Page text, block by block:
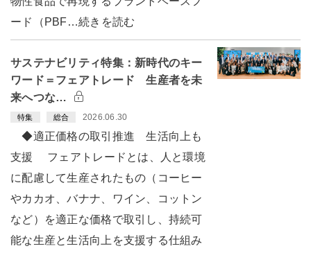
ード（PBF…続きを読む
サステナビリティ特集：新時代のキー
ワード＝フェアトレード 生産者を未
来へつな…
特集 総合 2026.06.30
◆適正価格の取引推進 生活向上も
支援 フェアトレードとは、人と環境
に配慮して生産されたもの（コーヒー
やカカオ、バナナ、ワイン、コットン
など）を適正な価格で取引し、持続可
能な生産と生活向上を支援する仕組み